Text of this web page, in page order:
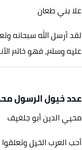
علا بني طعان
لقد أرسل الله سبحانه
عليه وسلم، فهو خاتم
عدد خيول الرسول
محيي الدين أبو جلغيف
أحب العرب الخيل